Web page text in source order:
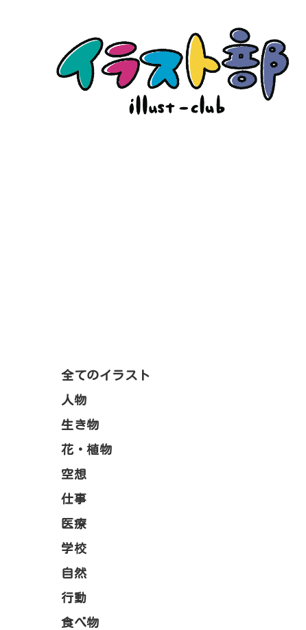
全てのイラスト
人物
生き物
花・植物
空想
仕事
医療
学校
自然
行動
食べ物